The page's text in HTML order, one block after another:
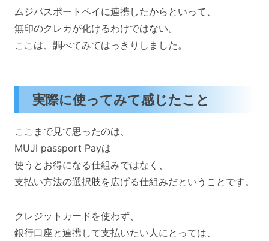
ムジパスポートペイに連携したからといって、
無印のクレカが化けるわけではない。
ここは、調べてみてはっきりしました。
実際に使ってみて感じたこと
ここまで見て思ったのは、
MUJI passport Payは
使うとお得になる仕組みではなく、
支払い方法の選択肢を広げる仕組みだということです。
クレジットカードを使わず、
銀行口座と連携して支払いたい人にとっては、